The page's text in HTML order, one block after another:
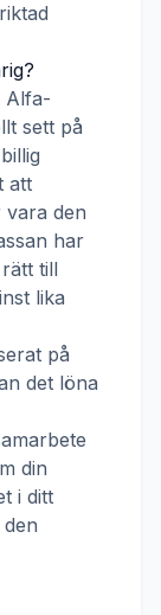
?
Alfa-
sett på
att
vara den
har
till
lika
på
det löna
din
i ditt